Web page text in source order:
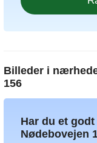
Billeder i
156
Har du et
Nødebovejen